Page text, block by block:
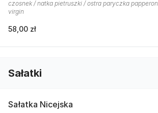
czosnek / natka pietruszki / ostra paryczka
virgin
58,00 zł
Sałatki
Sałatka Nicejska